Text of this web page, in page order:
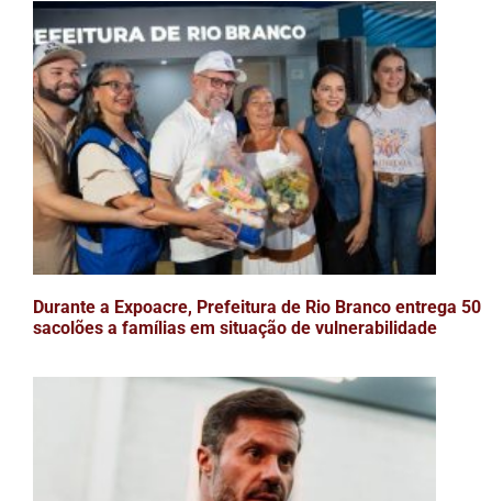
Durante a Expoacre, Prefeitura de Rio Branco entrega 50
sacolões a famílias em situação de vulnerabilidade